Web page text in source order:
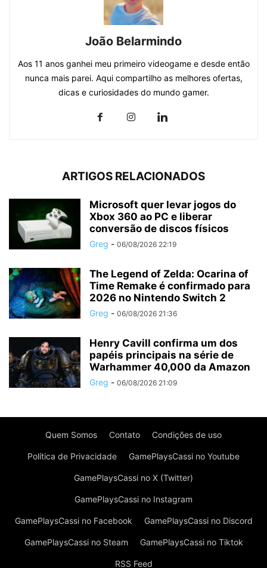
João Belarmindo
Aos 11 anos ganhei meu primeiro videogame e desde então
nunca mais parei. Aqui compartilho as melhores ofertas,
dicas e curiosidades do mundo gamer.
ARTIGOS RELACIONADOS
Microsoft quer levar jogos do
Xbox 360 ao PC e liberar
conversão de discos físicos
Greg - 06/08/2026 22:19
The Legend of Zelda: Ocarina of
Time Remake é confirmado para
2026 no Nintendo Switch 2
Greg - 06/08/2026 21:36
Henry Cavill confirma um dos
papéis principais na série de
Warhammer 40,000 da Amazon
Greg - 06/08/2026 21:09
Quem Somos Contato Condições de uso
Política de Privacidade GamePlaysCassi no Youtube
GamePlaysCassi no X (Twitter)
GamePlaysCassi no Instagram
GamePlaysCassi no Facebook GamePlaysCassi no Discord
GamePlaysCassi no Steam GamePlaysCassi no Tiktok
RSS Feed